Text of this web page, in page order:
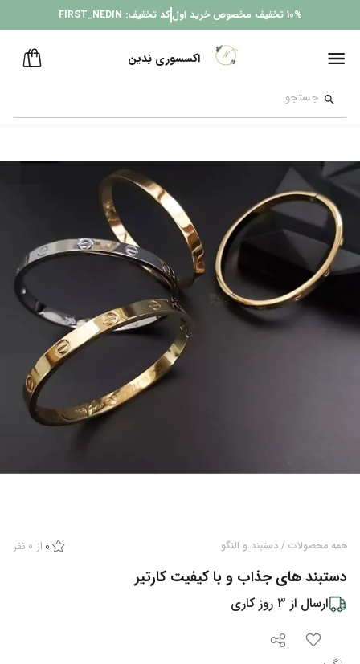
10% تخفیف مخصوص خرید اولکد تخفیف: FIRST_NEDIN
اکسسوری نِدین
همه محصولات / دستبند و النگو 0 از 0 نفر
دستبند های جذاب و با کیفیت کارتیر
ارسال از 3 روز کاری